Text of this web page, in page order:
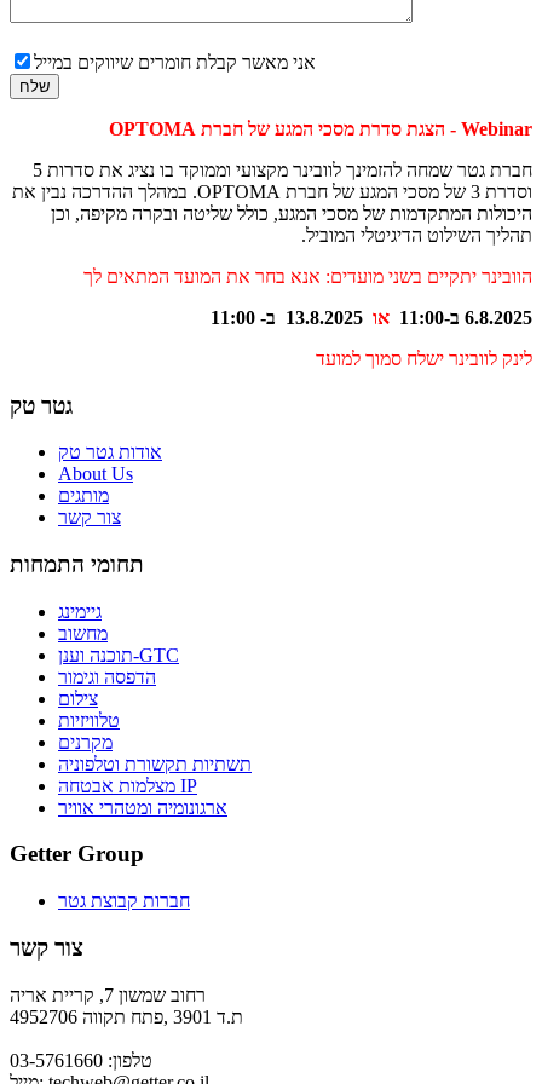
אני מאשר קבלת חומרים שיווקים במייל
Webinar - הצגת סדרת מסכי המגע של חברת OPTOMA
חברת גטר שמחה להזמינך לוובינר מקצועי וממוקד בו נציג את סדרות 5
וסדרת 3 של מסכי המגע של חברת OPTOMA. במהלך ההדרכה נבין את
היכולות המתקדמות של מסכי המגע, כולל שליטה ובקרה מקיפה, וכן
תהליך השילוט הדיגיטלי המוביל.
הוובינר יתקיים בשני מועדים: אנא בחר את המועד המתאים לך
6.8.2025 ב-11:00
או
לינק לוובינר ישלח סמוך למועד
גטר טק
אודות גטר טק
About Us
מותגים
צור קשר
תחומי התמחות
גיימינג
מחשוב
תוכנה וענן-GTC
הדפסה וגימור
צילום
טלוויזיות
מקרנים
תשתיות תקשורת וטלפוניה
מצלמות אבטחה IP
ארגונומיה ומטהרי אוויר
Getter Group
חברות קבוצת גטר
צור קשר
רחוב שמשון 7, קריית אריה
ת.ד 3901 ,פתח תקווה 4952706
טלפון: 03-5761660